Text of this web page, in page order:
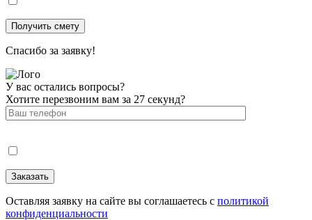
Спасибо за заявку!
У вас остались вопросы?
Хотите перезвоним вам за 27 секунд?
Оставляя заявку на сайте вы соглашаетесь с политикой
конфиденциальности